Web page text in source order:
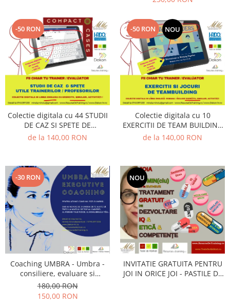
Managementul Schimbarii si
Adaptarii
Negociere (Achizitie / Vanzari /
Cooperare / Competitie)
OPERATIUNI AERIENE MILITARE SI
OPERATIUNI MARITIME MILITARE SI
CIVILE
OPERATIUNI SPATIALE MILITARE SI
CIVILE
CIVILE
Performanta Echipei
Rezolvare de Probleme
Rezolvarea Conflictelor /
Neintelegerilor / Disputelor
Servicii & Relationarea cu Clientii
Teambuilding
Time Management / Planificare /
Organizare
ASSESSMENT
-50 RON
Colectie digitala cu 44 STUDII
DE CAZ SI SPETE DE
MANAGEMENT, LUARE
Training & Evaluare)
de la 140,00 RON
-50 RON NOU
Colectie digitala cu 10
EXERCITII DE TEAM BUILDING
(utila in Training & Evaluare)
de la 140,00 RON
-30 RON
Coaching UMBRA - Umbra -
consiliere, evaluare si
antrenamente de dezvoltare
Cariere De Elita;
antrenamente si pregatire
180,00 RON
150,00 RON
NOU
INVITATIE GRATUITA PENTRU
JOI IN ORICE JOI - PASTILE DE